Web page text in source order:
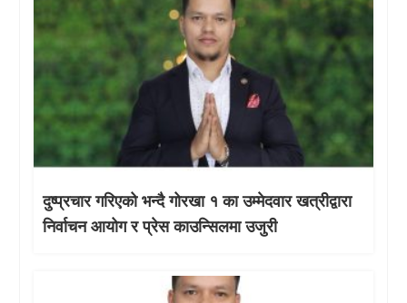
दुष्प्रचार गरिएको भन्दै गोरखा १ का उम्मेदवार खत्रीद्वारा
निर्वाचन आयोग र प्रेस काउन्सिलमा उजुरी